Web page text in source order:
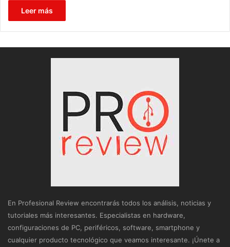
Leer más
En Profesional Review encontrarás todos los análisis, noticias y
tutoriales más interesantes. Especialistas en hardware,
configuraciones de PC, periféricos, software, smartphone y
cualquier producto tecnológico que veamos interesante. ¡Únete a